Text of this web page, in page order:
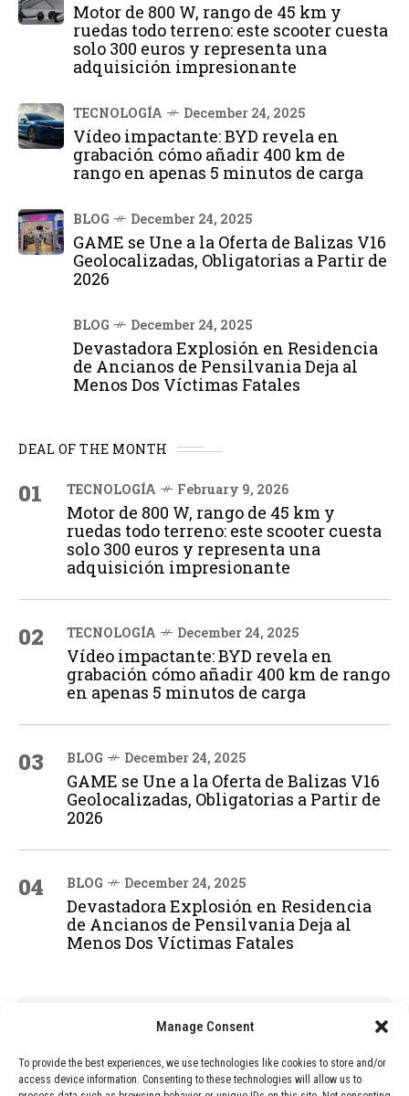
Manage Consent
To provide the best experiences, we use technologies like cookies to store and/or
access device information. Consenting to these technologies will allow us to
Motor de 800 W, rango de 45 km y
ruedas todo terreno: este scooter cuesta
solo 300 euros y representa una
adquisición impresionante
TECNOLOGÍA December 24, 2025
Vídeo impactante: BYD revela en
grabación cómo añadir 400 km de
rango en apenas 5 minutos de carga
BLOG December 24, 2025
GAME se Une a la Oferta de Balizas V16
Geolocalizadas, Obligatorias a Partir de
2026
BLOG December 24, 2025
Devastadora Explosión en Residencia
de Ancianos de Pensilvania Deja al
Menos Dos Víctimas Fatales
DEAL OF THE MONTH
01 TECNOLOGÍA February 9, 2026
Motor de 800 W, rango de 45 km y
ruedas todo terreno: este scooter cuesta
solo 300 euros y representa una
adquisición impresionante
02 TECNOLOGÍA December 24, 2025
Vídeo impactante: BYD revela en
grabación cómo añadir 400 km de rango
en apenas 5 minutos de carga
03 BLOG December 24, 2025
GAME se Une a la Oferta de Balizas V16
Geolocalizadas, Obligatorias a Partir de
2026
04 BLOG December 24, 2025
Devastadora Explosión en Residencia
de Ancianos de Pensilvania Deja al
Menos Dos Víctimas Fatales